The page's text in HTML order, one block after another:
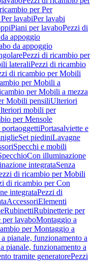
per Per
lavabiPer lavabi
Piani per lavaboPezzi di
appoggio
da appoggio
Pezzi di ricambio per
lateraliPezzi di ricambio
di ricambio per Mobili
per Mobili a
per Mobili a mezza
Mobili pensiliUlteriori
mobili per
per Mensole
portaoggettiPortasalviette e
Set piediniLavagne
Specchi e mobili
Con illuminazione
integrataSenza
di ricambio per Mobili
di ricambio per Con
integrataPezzi di
AccessoriElementi
RubinettiRubinetterie per
per lavaboMontaggio a
per Montaggio a
pianale, funzionamento a
pianale, funzionamento a
tramite generatorePezzi